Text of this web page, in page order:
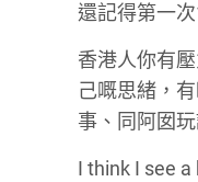
還記得第一
香港人你有
己嘅思緒，
事、同阿囡
I think I see